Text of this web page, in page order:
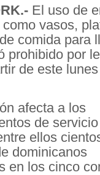
El uso de
vasos,
comida para
prohibido por
de este
afecta a los
de
ellos
dominicanos
en los cinco